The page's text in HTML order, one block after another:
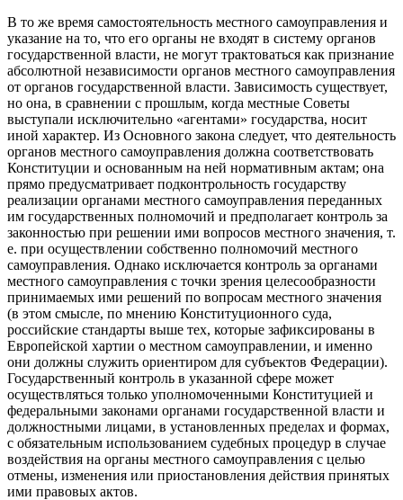
В то же время самостоятельность местного самоуправления и
указание на то, что его органы не входят в систему органов
государственной власти, не могут трактоваться как признание
абсолютной независимости органов местного самоуправления
от органов государственной власти. Зависимость существует,
но она, в сравнении с прошлым, когда местные Советы
выступали исключительно «агентами» государства, носит
иной характер. Из Основного закона следует, что деятельность
органов местного самоуправления должна соответствовать
Конституции и основанным на ней нормативным актам; она
прямо предусматривает подконтрольность государству
реализации органами местного самоуправления переданных
им государственных полномочий и предполагает контроль за
законностью при решении ими вопросов местного значения, т.
е. при осуществлении собственно полномочий местного
самоуправления. Однако исключается контроль за органами
местного самоуправления с точки зрения целесообразности
принимаемых ими решений по вопросам местного значения
(в этом смысле, по мнению Конституционного суда,
российские стандарты выше тех, которые зафиксированы в
Европейской хартии о местном самоуправлении, и именно
они должны служить ориентиром для субъектов Федерации).
Государственный контроль в указанной сфере может
осуществляться только уполномоченными Конституцией и
федеральными законами органами государственной власти и
должностными лицами, в установленных пределах и формах,
с обязательным использованием судебных процедур в случае
воздействия на органы местного самоуправления с целью
отмены, изменения или приостановления действия принятых
ими правовых актов.